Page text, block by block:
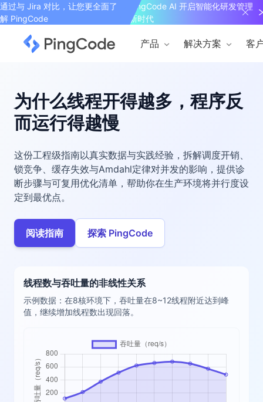
通过与 Jira 对比，让您更全面了
解 PingCode
PingCode AI 开启智能化研发管理
新时代
产品 解决方案 客
为什么线程开得越多，程序反
而运行得越慢
这份工程级指南以真实数据与实践经验，拆解调度开销、
锁竞争、缓存失效与Amdahl定律对并发的影响，提供诊
断步骤与可复用优化清单，帮助你在生产环境将并行度设
定到最优点。
阅读指南 探索 PingCode
线程数与吞吐量的非线性关系
示例数据：在8核环境下，吞吐量在8~12线程附近达到峰
值，继续增加线程数出现回落。